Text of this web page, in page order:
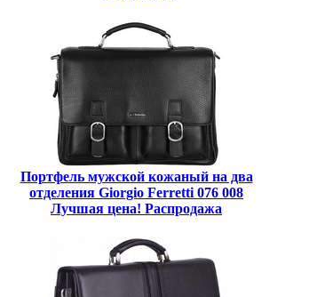
Портфель мужской кожаный на два
отделения Giorgio Ferretti 076 008
Лучшая цена! Распродажа